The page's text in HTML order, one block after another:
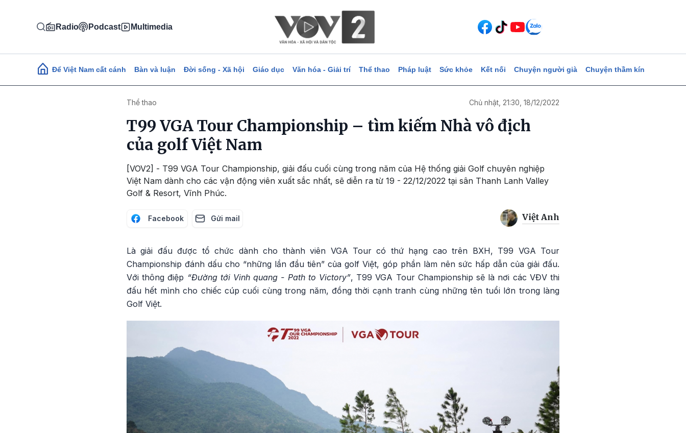
Radio Podcast Multimedia
Main navigation
Để Việt Nam cất cánh Bàn và luận Đời sống - Xã hội Giáo dục Văn hóa - Giải trí Thể thao Pháp luật Sức khỏe Kết nối Chuyện người già Chuyện thầm kín
Thể thao Chủ nhật, 21:30, 18/12/2022
T99 VGA Tour Championship – tìm kiếm Nhà vô địch
của golf Việt Nam
[VOV2] - T99 VGA Tour Championship, giải đấu cuối cùng trong năm của Hệ thống giải Golf chuyên nghiệp
Việt Nam dành cho các vận động viên xuất sắc nhất, sẽ diễn ra từ 19 - 22/12/2022 tại sân Thanh Lanh Valley
Golf & Resort, Vĩnh Phúc.
Facebook Gửi mail Việt Anh
Là giải đấu được tổ chức dành cho thành viên VGA Tour có thứ hạng cao trên BXH, T99 VGA Tour
Championship đánh dấu cho “những lần đầu tiên” của golf Việt, góp phần làm nên sức hấp dẫn của giải đấu.
Với thông điệp “Đường tới Vinh quang - Path to Victory”, T99 VGA Tour Championship sẽ là nơi các VĐV thi
đấu hết mình cho chiếc cúp cuối cùng trong năm, đồng thời cạnh tranh cùng những tên tuổi lớn trong làng
Golf Việt.